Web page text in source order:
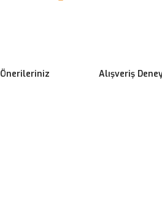
Önerileriniz Alışveriş